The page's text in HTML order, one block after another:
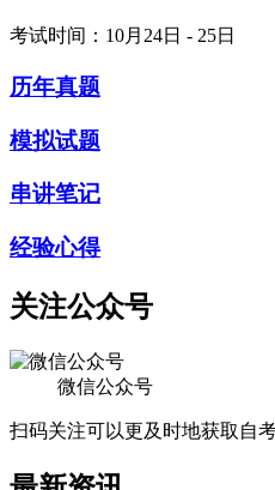
考试时间：10月24日 - 25日
历年真题
模拟试题
串讲笔记
经验心得
关注公众号
微信公众号
扫码关注可以更及时地获取自